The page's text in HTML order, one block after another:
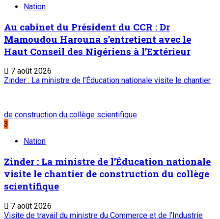
Nation
Au cabinet du Président du CCR : Dr
Mamoudou Harouna s’entretient avec le
Haut Conseil des Nigériens à l’Extérieur
7 août 2026
Zinder : La ministre de l’Éducation nationale visite le chantier
de construction du collège scientifique
3
Nation
Zinder : La ministre de l’Éducation nationale
visite le chantier de construction du collège
scientifique
7 août 2026
Visite de travail du ministre du Commerce et de l’Industrie